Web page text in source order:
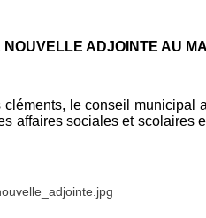
NOUVELLE ADJOINTE AU
le conseil
affaires sociales et scolaires